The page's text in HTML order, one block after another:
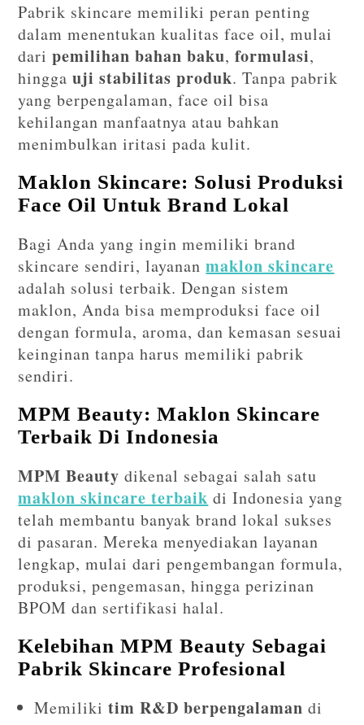
Pabrik skincare memiliki peran penting
dalam menentukan kualitas face oil, mulai
daripemilihan bahan baku,formulasi,
hinggauji stabilitas produk. Tanpa pabrik
yang berpengalaman, face oil bisa
kehilangan manfaatnya atau bahkan
menimbulkan iritasi pada kulit.
Maklon Skincare: Solusi Produksi
Face Oil Untuk Brand Lokal
Bagi Anda yang ingin memiliki brand
skincare sendiri, layananmaklon skincare
adalah solusi terbaik. Dengan sistem
maklon, Anda bisa memproduksi face oil
dengan formula, aroma, dan kemasan sesuai
keinginan tanpa harus memiliki pabrik
sendiri.
MPM Beauty: Maklon Skincare
Terbaik Di Indonesia
MPM Beauty dikenal sebagai salah satu
maklon skincare terbaik di Indonesia yang
telah membantu banyak brand lokal sukses
di pasaran. Mereka menyediakan layanan
lengkap, mulai dari pengembangan formula,
produksi, pengemasan, hingga perizinan
BPOM dan sertifikasi halal.
Kelebihan MPM Beauty Sebagai
Pabrik Skincare Profesional
Memilikitim R&D berpengalaman di